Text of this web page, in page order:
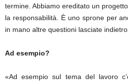
termine. Abbiamo ereditato un
la responsabilità. È uno sprone per
in mano altre questioni lasciate
Ad esempio?
«Ad esempio sul tema del lavoro